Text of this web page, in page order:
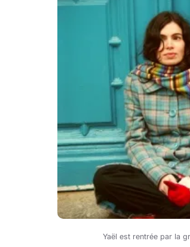
Yaël est rentrée par la